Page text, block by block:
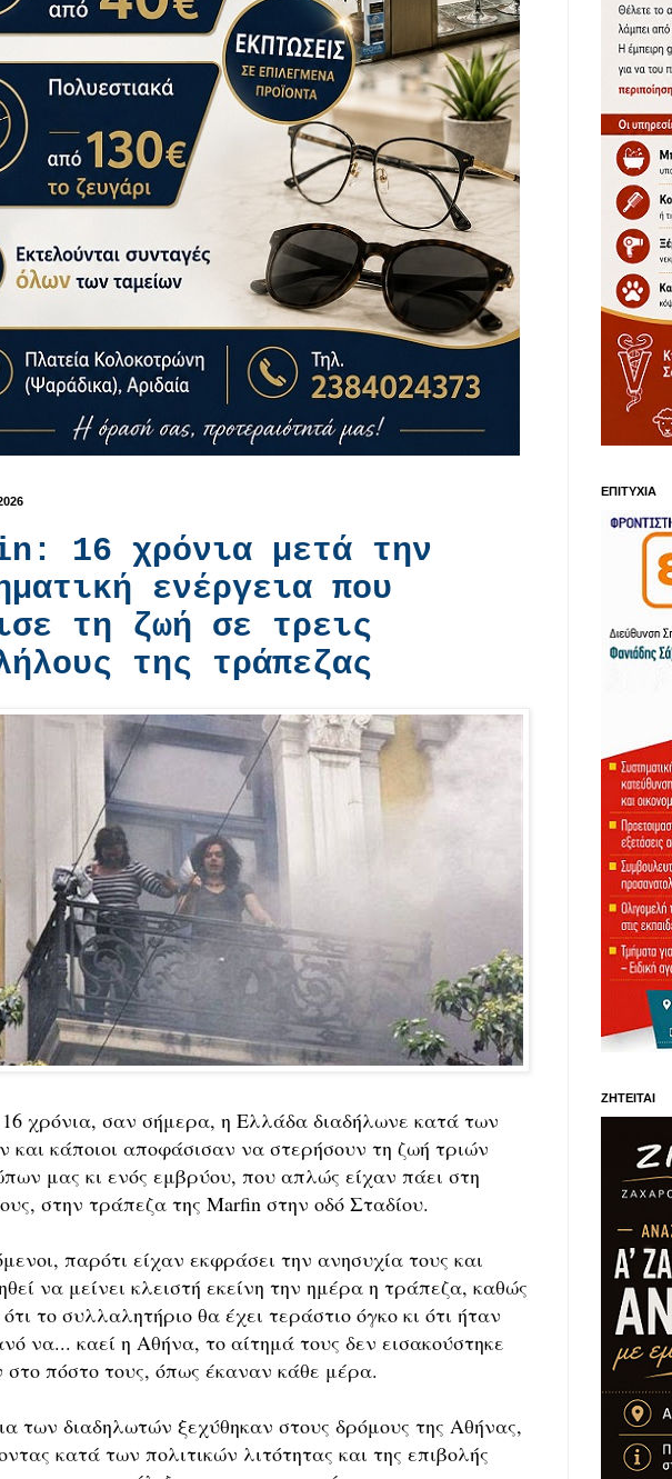
16 χρόνια μετά την
ενέργεια που
τη ζωή σε τρεις
της τράπεζας
χρόνια, σαν σήμερα, η Ελλάδα διαδήλωνε κατά των
και κάποιοι αποφάσισαν να στερήσουν τη ζωή τριών
μας κι ενός εμβρύου, που απλώς είχαν πάει στη
στην τράπεζα της Marfin στην οδό Σταδίου.
παρότι είχαν εκφράσει την ανησυχία τους και
να μείνει κλειστή εκείνη την ημέρα η τράπεζα, καθώς
το συλλαλητήριο θα έχει τεράστιο όγκο κι ότι ήταν
να... καεί η Αθήνα, το αίτημά τους δεν εισακούστηκε
στο πόστο τους, όπως έκαναν κάθε μέρα.
των διαδηλωτών ξεχύθηκαν στους δρόμους της Αθήνας,
κατά των πολιτικών λιτότητας και της επιβολής
ΕΠΙΤΥΧΙΑ
ΖΗΤΕΙΤΑΙ